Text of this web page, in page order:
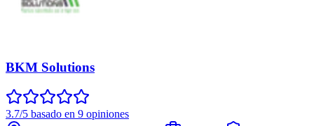
BKM Solutions
3.7/5 basado en 9 opiniones